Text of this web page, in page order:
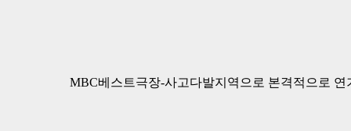
MBC베스트극장-사고다발지역으로 본격적으로 연